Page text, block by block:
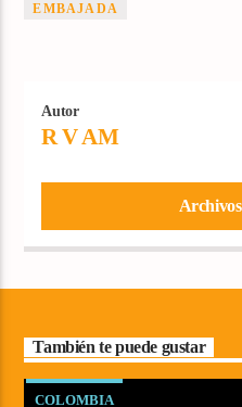
EMBAJADA
Autor
R V AM
También te puede gustar
COLOMBIA